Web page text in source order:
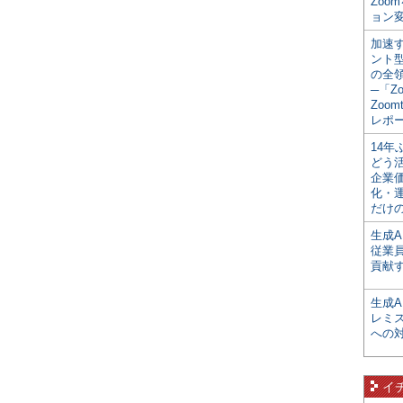
ョン
加速
ント
の全
─「
レポ
14年
どう
企業
化・
だけ
生成
従業
貢献
生成
レミ
への
イ